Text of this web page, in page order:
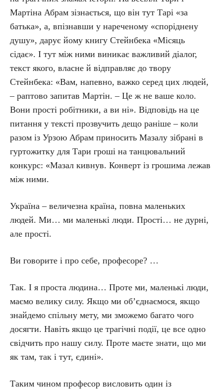
Мартіна Абрам зізнається, що він тут Тарі «за
батька», а, впізнавши у нареченому «споріднену
душу», дарує йому книгу Стейнбека «Місяць
сідає». І тут між ними виникає важливий діалог,
текст якого, власне й відправляє до твору
Стейнбека: «Вам, напевно, важко серед цих людей,
– раптово запитав Мартін. – Це ж не ваше коло.
Вони прості робітники, а ви ні». Відповідь на це
питання у тексті прозвучить дещо раніше – коли
разом із Урзою Абрам приносить Мазалу зібрані в
гуртожитку для Тари гроші на танцювальний
конкурс: «Мазал кивнув. Конверт із грошима лежав
між ними.
Україна – величезна країна, повна маленьких
людей. Ми… ми маленькі люди. Прості… не дурні,
але прості.
Ви говорите і про себе, професоре? …
Так. І я проста людина… Проте ми, маленькі люди,
маємо велику силу. Якщо ми об’єд­нає­мося, якщо
знайдемо спільну мету, ми зможемо багато чого
досягти. Навіть якщо це трагічні події, це все одно
свідчить про нашу силу. Проте маєте знати, що ми
як там, так і тут, єдині».
Таким чином професор висловить один із